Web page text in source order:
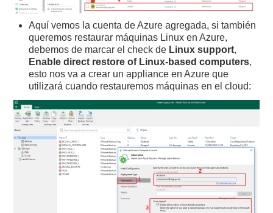
Aquí vemos la cuenta de Azure agregada, si también
queremos restaurar máquinas Linux en Azure,
debemos de marcar el check de Linux support,
Enable direct restore of Linux-based computers,
esto nos va a crear un appliance en Azure que
utilizará cuando restauremos máquinas en el cloud: